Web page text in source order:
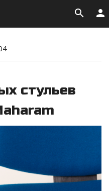
person
search
стульев